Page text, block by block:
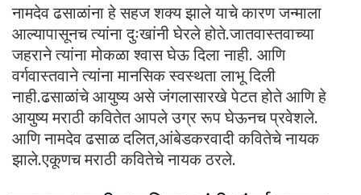
नामदेव ढसाळांना हे सहज शक्य झाले याचे कारण जन्माला
आल्यापासूनच त्यांना दुःखांनी घेरले होते.जातवास्तवाच्या
जहराने त्यांना मोकळा श्वास घेऊ दिला नाही. आणि
वर्गवास्तवाने त्यांना मानसिक स्वस्थता लाभू दिली
नाही.ढसाळांचे आयुष्य असे जंगलासारखे पेटत होते आणि हे
आयुष्य मराठी कवितेत आपले उग्र रूप घेऊनच प्रवेशले.
आणि नामदेव ढसाळ दलित,आंबेडकरवादी कवितेचे नायक
झाले.एकूणच मराठी कवितेचे नायक ठरले.